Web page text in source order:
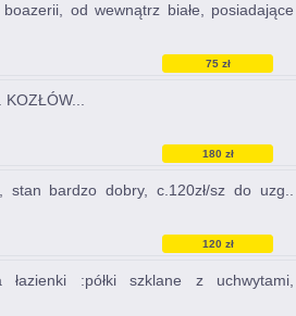
od wewnątrz białe, posiadające
75 zł
180 zł
bardzo dobry, c.120zł/sz do uzg..
120 zł
łazienki :półki szklane z uchwytami,